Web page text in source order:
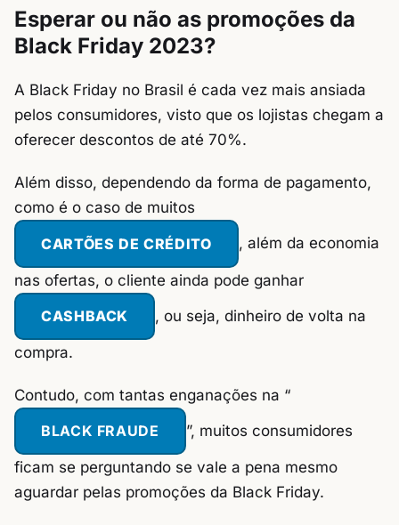
Esperar ou não as promoções da
Black Friday 2023?
A Black Friday no Brasil é cada vez mais ansiada
pelos consumidores, visto que os lojistas chegam a
oferecer descontos de até 70%.
Além disso, dependendo da forma de pagamento,
como é o caso de muitos
CARTÕES DE CRÉDITO , além da economia
nas ofertas, o cliente ainda pode ganhar
CASHBACK , ou seja, dinheiro de volta na
compra.
Contudo, com tantas enganações na “
BLACK FRAUDE ”, muitos consumidores
ficam se perguntando se vale a pena mesmo
aguardar pelas promoções da Black Friday.